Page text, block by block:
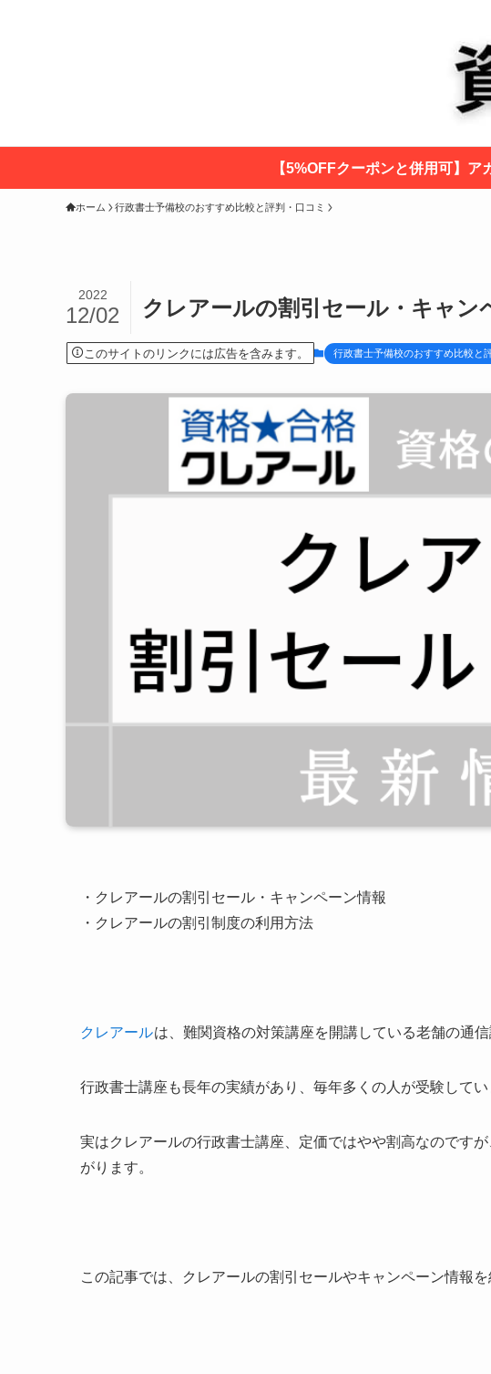
【5%OFFクーポンと併用可】
ホーム 行政書士予備校のおすすめ比較と評判・口コミ
クレアールの割引セール・キャン
2022
12/02
このサイトのリンクには広告を含みます。 行政書士予備校のおすすめ比較と
・クレアールの割引セール・キャンペーン情報
・クレアールの割引制度の利用方法
クレアールは、難関資格の対策講座を開講している老舗の通信
行政書士講座も長年の実績があり、毎年多くの人が受験してい
実はクレアールの行政書士講座、定価ではやや割高なのです
がります。
この記事では、クレアールの割引セールやキャンペーン情報を